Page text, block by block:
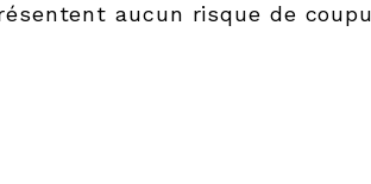
aucun risque de